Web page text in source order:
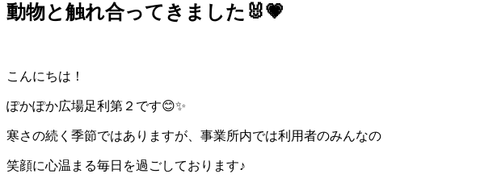
動物と触れ合ってきました🐰💗
こんにちは！
ぽかぽか広場足利第２です😊✨
寒さの続く季節ではありますが、事業所内では利用者のみんなの
笑顔に心温まる毎日を過ごしております♪